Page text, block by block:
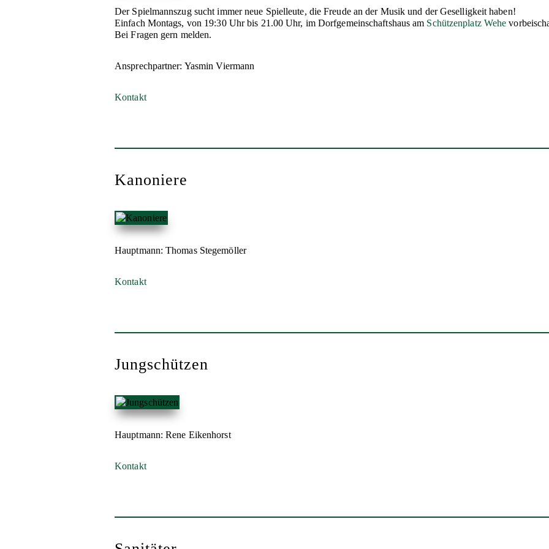
Der Spielmannszug sucht immer neue Spielleute, die Freude an der Musik und der Geselligkeit haben!
Einfach Montags, von 19:30 Uhr bis 21.00 Uhr, im Dorfgemeinschaftshaus am Schützenplatz Wehe
Bei Fragen gern melden.
Ansprechpartner: Yasmin Viermann
Kontakt
Kanoniere
Hauptmann: Thomas Stegemöller
Kontakt
Jungschützen
Hauptmann: Rene Eikenhorst
Kontakt